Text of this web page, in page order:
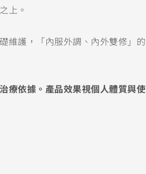
上。
維護，「內服外調、內外雙修」的
療依據。產品效果視個人體質與使